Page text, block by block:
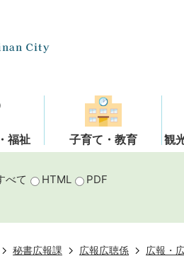
福祉 子育て・教育 観
べて HTML PDF
秘書広報課 広報広聴係 広報・